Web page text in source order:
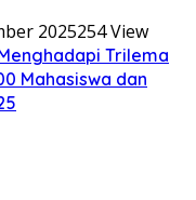
2025254 View
Trilema
Mahasiswa dan